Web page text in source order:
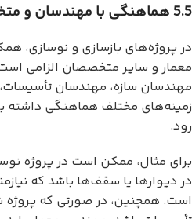
5.5 هماهنگی با مهندسان و متخصصان
در پروژه‌های بازسازی و نوسازی،
معمار و سایر متخصصان الزامی
مهندسان سازه، مهندسان
زمینه‌های مختلف هماهنگی داشته
رود.
برای مثال، ممکن است در پروژه
در دیوارها یا سقف‌ها باشد که
است. همچنین، در صورتی که